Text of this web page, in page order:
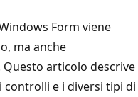
Form viene
ma anche
articolo descrive
e i diversi tipi di